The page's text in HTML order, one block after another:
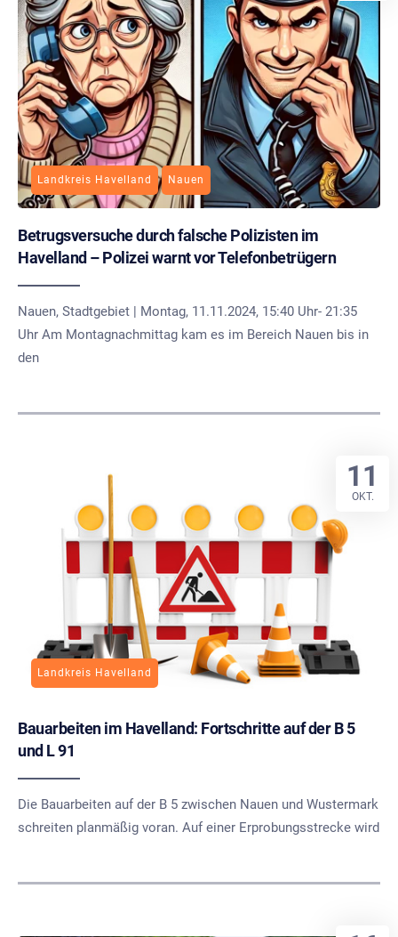
Landkreis Havelland Nauen
Betrugsversuche durch falsche Polizisten im
Havelland – Polizei warnt vor Telefonbetrügern
Nauen, Stadtgebiet | Montag, 11.11.2024, 15:40 Uhr- 21:35
Uhr Am Montagnachmittag kam es im Bereich Nauen bis in
den
Landkreis Havelland
Bauarbeiten im Havelland: Fortschritte auf der B 5
und L 91
Die Bauarbeiten auf der B 5 zwischen Nauen und Wustermark
schreiten planmäßig voran. Auf einer Erprobungsstrecke wird
11
OKT.